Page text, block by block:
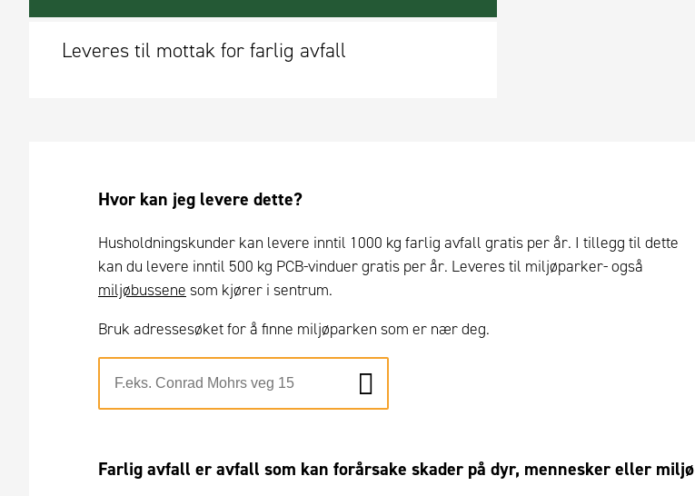
Leveres til mottak for farlig avfall
Hvor kan jeg levere dette?
Husholdningskunder kan levere inntil 1000 kg farlig avfall gratis per år. I tillegg til dette
kan du levere inntil 500 kg PCB-vinduer gratis per år. Leveres til miljøparker- også
miljøbussene som kjører i sentrum.
Bruk adressesøket for å finne miljøparken som er nær deg.
Farlig avfall er avfall som kan forårsake skader på dyr, mennesker eller miljø